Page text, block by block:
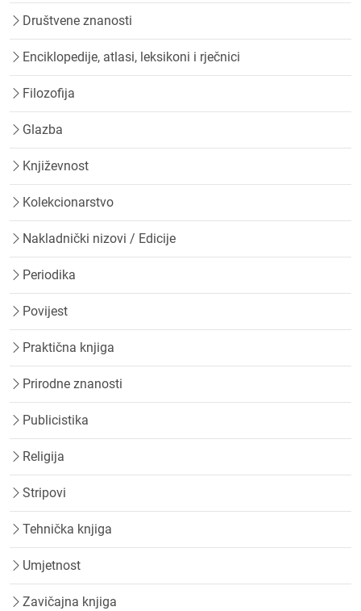
Društvene znanosti
Enciklopedije, atlasi, leksikoni i rječnici
Filozofija
Glazba
Književnost
Kolekcionarstvo
Nakladnički nizovi / Edicije
Periodika
Povijest
Praktična knjiga
Prirodne znanosti
Publicistika
Religija
Stripovi
Tehnička knjiga
Umjetnost
Zavičajna knjiga